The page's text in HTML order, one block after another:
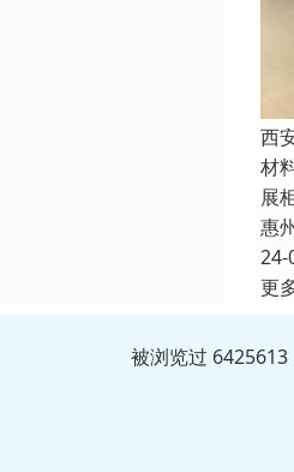
西
材
展
惠
24-
更
被浏览过